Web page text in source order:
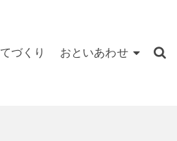
てづくり おといあわせ